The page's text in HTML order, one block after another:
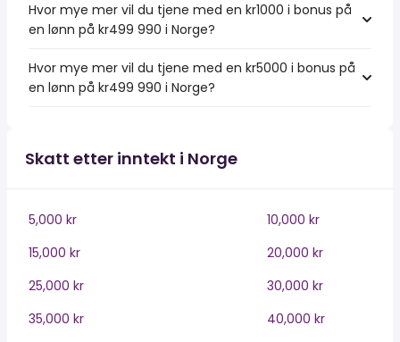
Hvor mye mer vil du tjene med en kr1000 i bonus på
en lønn på kr499 990 i Norge?
Hvor mye mer vil du tjene med en kr5000 i bonus på
en lønn på kr499 990 i Norge?
Skatt etter inntekt i Norge
5,000 kr
10,000 kr
15,000 kr
20,000 kr
25,000 kr
30,000 kr
35,000 kr
40,000 kr